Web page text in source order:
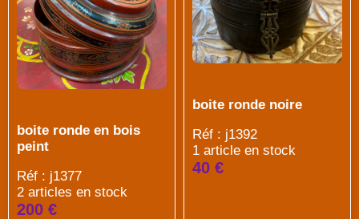
boite ronde en bois
peint
Réf : j1377
2 articles en stock
200 €
boite ronde noire
Réf : j1392
1 article en stock
40 €